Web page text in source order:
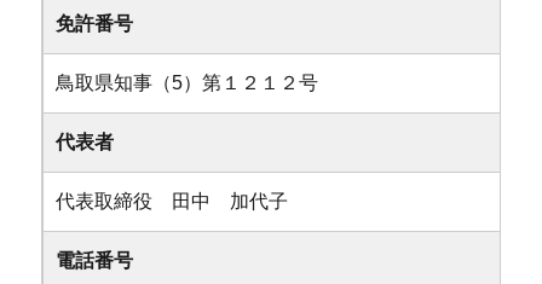
免許番号
鳥取県知事（5）第１２１２号
代表者
代表取締役 田中 加代子
電話番号